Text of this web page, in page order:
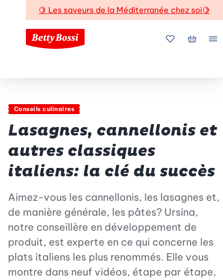
🍋 Les saveurs de la Méditerranée chez soi🍋
Mes favoris
Mon
Conseils culinaires
Lasagnes, cannellonis et
autres classiques
italiens: la clé du succès
Aimez-vous les cannellonis, les lasagnes et,
de manière générale, les pâtes? Ursina,
notre conseillère en développement de
produit, est experte en ce qui concerne les
plats italiens les plus renommés. Elle vous
montre dans neuf vidéos, étape par étape,